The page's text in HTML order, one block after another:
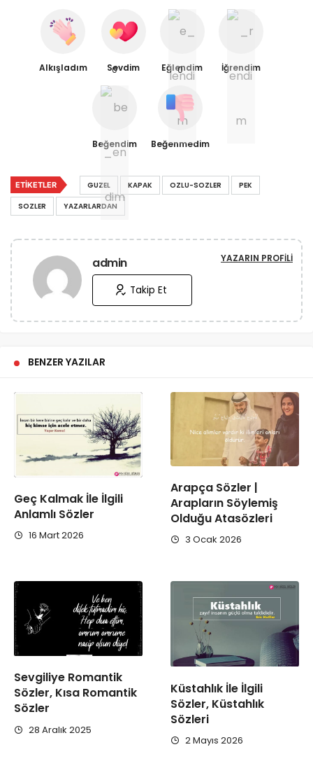
Alkışladım Sevdim Eğlendim İğrendim
0
Beğendim
0
Beğenmedim
ETIKETLER GUZEL KAPAK OZLU-SOZLER
PEK
SOZLER
YAZARLARDAN
admin YAZARIN PROFILI
Takip Et
BENZER YAZILAR
Geç Kalmak İle İlgili
Anlamlı Sözler
16 Mart 2026
Arapça Sözler |
Arapların Söylemiş
Olduğu Atasözleri
3 Ocak 2026
Sevgiliye Romantik
Sözler, Kısa Romantik
Sözler
28 Aralık 2025
Küstahlık İle İlgili
Sözler, Küstahlık
Sözleri
2 Mayıs 2026